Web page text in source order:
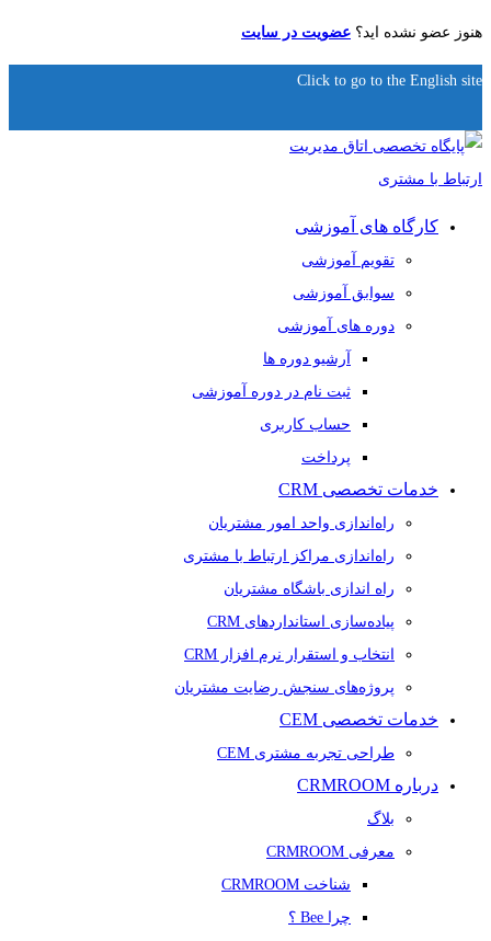
هنوز عضو نشده اید؟ عضویت در سایت
Click to go to the English site
کارگاه های آموزشی
تقویم آموزشی
سوابق آموزشی
دوره های آموزشی
آرشیو دوره ها
ثبت نام در دوره آموزشی
حساب کاربری
پرداخت
خدمات تخصصی CRM
راه‌اندازی واحد امور مشتریان
راه‌اندازی مراکز ارتباط با مشتری
راه اندازی باشگاه مشتریان
پیاده‌سازی استانداردهای CRM
انتخاب و استقرار نرم افزار CRM
پروژه‌های سنجش رضایت مشتریان
خدمات تخصصی CEM
طراحی تجربه مشتری CEM
درباره CRMROOM
بلاگ
معرفی CRMROOM
شناخت CRMROOM
چرا Bee ؟